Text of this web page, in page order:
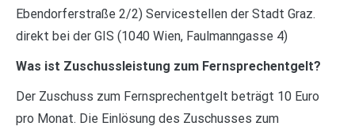
Ebendorferstraße 2/2) Servicestellen der Stadt Graz.
direkt bei der GIS (1040 Wien, Faulmanngasse 4)
Was ist Zuschussleistung zum Fernsprechentgelt?
Der Zuschuss zum Fernsprechentgelt beträgt 10 Euro
pro Monat. Die Einlösung des Zuschusses zum